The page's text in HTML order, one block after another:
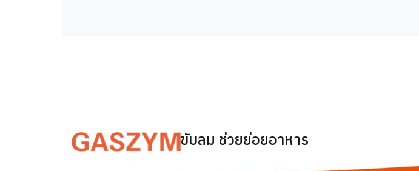
ขับลม ช่วยย่อยอาหาร